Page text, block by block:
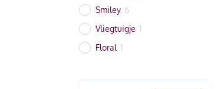
Smiley 6
Vliegtuigje 1
Floral 1